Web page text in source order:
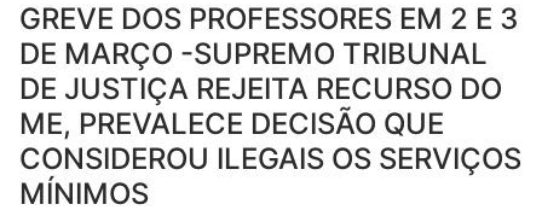
GREVE DOS PROFESSORES EM 2 E 3
DE MARÇO -SUPREMO TRIBUNAL
DE JUSTIÇA REJEITA RECURSO DO
ME, PREVALECE DECISÃO QUE
CONSIDEROU ILEGAIS OS SERVIÇOS
MÍNIMOS